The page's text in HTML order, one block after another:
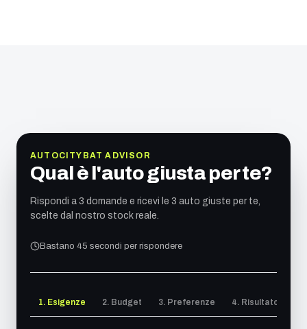
AUTOCITYBAT ADVISOR
Qual è l'auto giusta per te?
Rispondi a 3 domande e ricevi le 3 auto giuste per te,
scelte dal nostro stock reale.
Bastano 45 secondi per rispondere
1. Esigenze 2. Budget 3. Preferenze 4. Risultato